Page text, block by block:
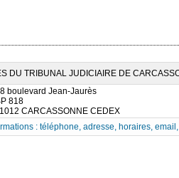
DU TRIBUNAL JUDICIAIRE DE
boulevard Jean-Jaurès
818
CARCASSONNE CEDEX
: téléphone, adresse, horaires,